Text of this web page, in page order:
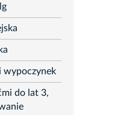
wypoczynek
do lat 3,